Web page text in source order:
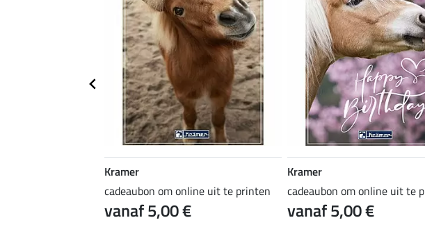
Kramer
cadeaubon om online uit te printen
vanaf 5,00 €
Kramer
cadeaubon om online uit te
vanaf 5,00 €